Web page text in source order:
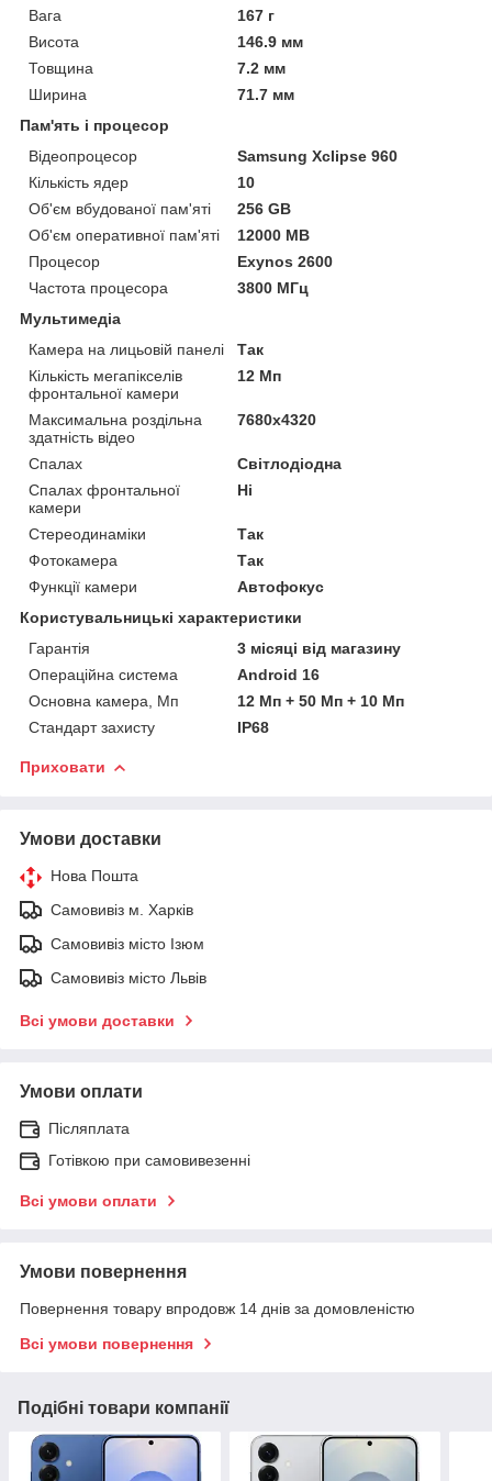
Вага
167 г
Висота
146.9 мм
Товщина
7.2 мм
Ширина
71.7 мм
Пам'ять і процесор
Відеопроцесор
Samsung Xclipse 960
Кількість ядер
10
Об'єм вбудованої пам'яті
256 GB
Об'єм оперативної пам'яті
12000 MB
Процесор
Exynos 2600
Частота процесора
3800 МГц
Мультимедіа
Камера на лицьовій панелі
Так
Кількість мегапікселів
фронтальної камери
12 Мп
Максимальна роздільна
здатність відео
7680x4320
Спалах
Світлодіодна
Спалах фронтальної
камери
Ні
Стереодинаміки
Так
Фотокамера
Так
Функції камери
Автофокус
Користувальницькі характеристики
Гарантія
3 місяці від магазину
Операційна система
Android 16
Основна камера, Мп
12 Мп + 50 Мп + 10 Мп
Стандарт захисту
IP68
Приховати
Умови доставки
Нова Пошта
Самовивіз м. Харків
Самовивіз місто Ізюм
Самовивіз місто Львів
Всі умови доставки
Умови оплати
Післяплата
Готівкою при самовивезенні
Всі умови оплати
Умови повернення
Повернення товару впродовж 14 днів за домовленістю
Всі умови повернення
Подібні товари компанії